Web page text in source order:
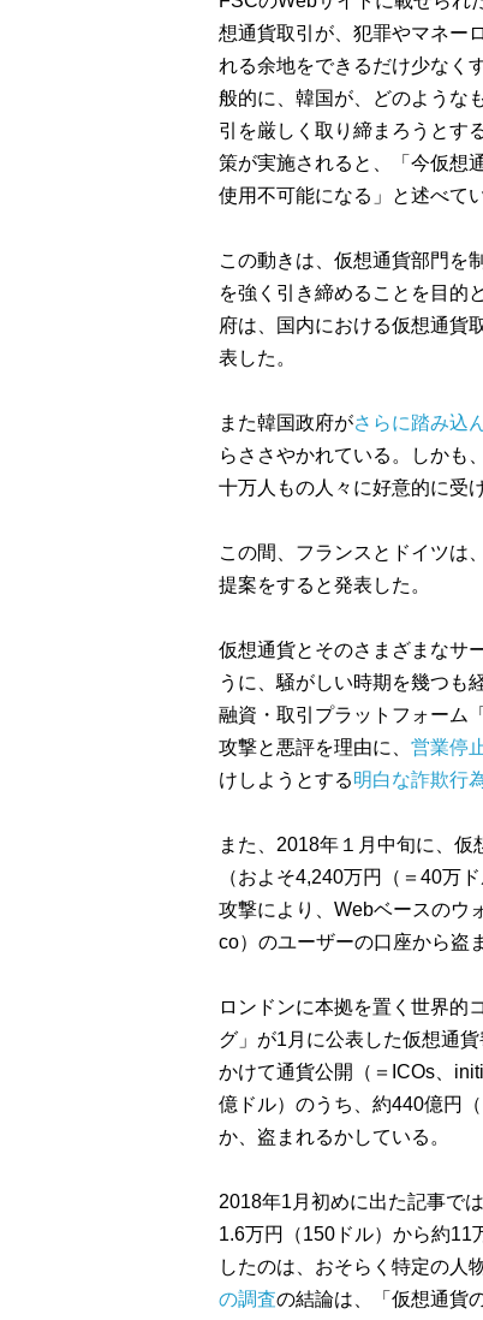
想通貨取引が、犯罪やマネー
れる余地をできるだけ少なく
般的に、韓国が、どのような
引を厳しく取り締まろうとす
策が実施されると、「今仮想
使用不可能になる」と述べてい
この動きは、仮想通貨部門を
を強く引き締めることを目的
府は、国内における仮想通貨
表した。
また韓国政府がさらに踏み込
らささやかれている。しかも
十万人もの人々に好意的に受
この間、フランスとドイツは
提案をすると発表した。
仮想通貨とそのさまざまなサ
うに、騒がしい時期を幾つも
融資・取引プラットフォーム
攻撃と悪評を理由に、 営業停
けしようとする明白な詐欺行
また、2018年１月中旬に、仮
（およそ4,240万円（＝40万
攻撃により、Webベースのウ
co）のユーザーの口座から盗
ロンドンに本拠を置く世界的
グ」が1月に公表した仮想通
かけて通貨公開（＝ICOs、
億ドル）のうち、約440億円
か、盗まれるかしている。
2018年1月初めに出た記事で
1.6万円（150ドル）から約11
したのは、おそらく特定の人
の調査の結論は、「仮想通貨